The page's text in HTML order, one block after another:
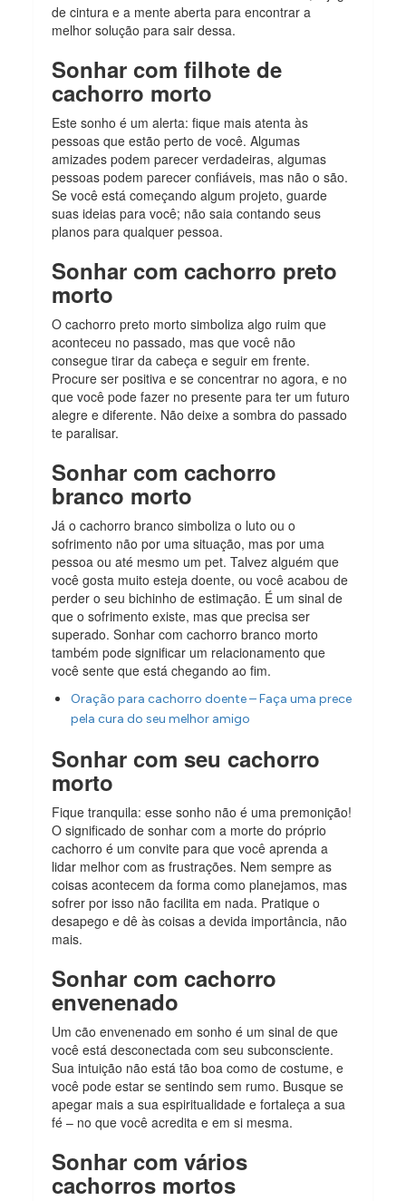
de cintura e a mente aberta para encontrar a
melhor solução para sair dessa.
Sonhar com filhote de
cachorro morto
Este sonho é um alerta: fique mais atenta às
pessoas que estão perto de você. Algumas
amizades podem parecer verdadeiras, algumas
pessoas podem parecer confiáveis, mas não o são.
Se você está começando algum projeto, guarde
suas ideias para você; não saia contando seus
planos para qualquer pessoa.
Sonhar com cachorro preto
morto
O cachorro preto morto simboliza algo ruim que
aconteceu no passado, mas que você não
consegue tirar da cabeça e seguir em frente.
Procure ser positiva e se concentrar no agora, e no
que você pode fazer no presente para ter um futuro
alegre e diferente. Não deixe a sombra do passado
te paralisar.
Sonhar com cachorro
branco morto
Já o cachorro branco simboliza o luto ou o
sofrimento não por uma situação, mas por uma
pessoa ou até mesmo um pet. Talvez alguém que
você gosta muito esteja doente, ou você acabou de
perder o seu bichinho de estimação. É um sinal de
que o sofrimento existe, mas que precisa ser
superado. Sonhar com cachorro branco morto
também pode significar um relacionamento que
você sente que está chegando ao fim.
Oração para cachorro doente – Faça uma prece
pela cura do seu melhor amigo
Sonhar com seu cachorro
morto
Fique tranquila: esse sonho não é uma premonição!
O significado de sonhar com a morte do próprio
cachorro é um convite para que você aprenda a
lidar melhor com as frustrações. Nem sempre as
coisas acontecem da forma como planejamos, mas
sofrer por isso não facilita em nada. Pratique o
desapego e dê às coisas a devida importância, não
mais.
Sonhar com cachorro
envenenado
Um cão envenenado em sonho é um sinal de que
você está desconectada com seu subconsciente.
Sua intuição não está tão boa como de costume, e
você pode estar se sentindo sem rumo. Busque se
apegar mais a sua espiritualidade e fortaleça a sua
fé – no que você acredita e em si mesma.
Sonhar com vários
cachorros mortos